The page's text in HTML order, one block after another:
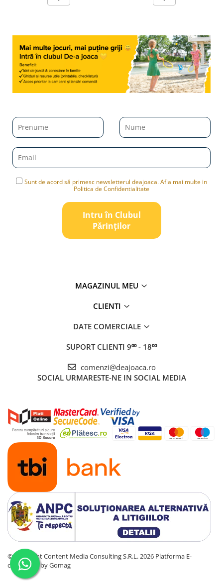
Sunt de acord să primesc newsletterul deajoaca. Afla mai multe in
Politica de Confidentialitate
Intru în Clubul
Pǎrinților
MAGAZINUL MEU
CLIENTI
DATE COMERCIALE
SUPORT CLIENTI 9⁰⁰ - 18⁰⁰
comenzi@deajoaca.ro
SOCIAL URMARESTE-NE IN SOCIAL MEDIA
©Copyright Content Media Consulting S.R.L. 2026 Platforma E-
commerce by Gomag